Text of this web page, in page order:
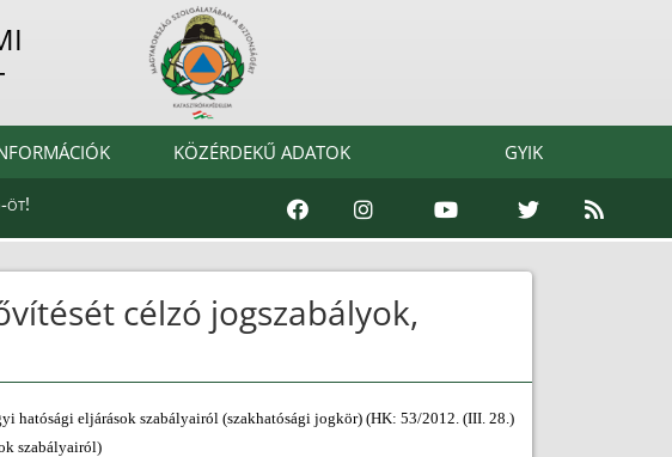
KÖZÉRDEKŰ ADATOK GYIK
öt!
célzó jogszabályok,
hatósági eljárások szabályairól (szakhatósági jogkör) (HK: 53/2012. (III. 28.)
szabályairól)